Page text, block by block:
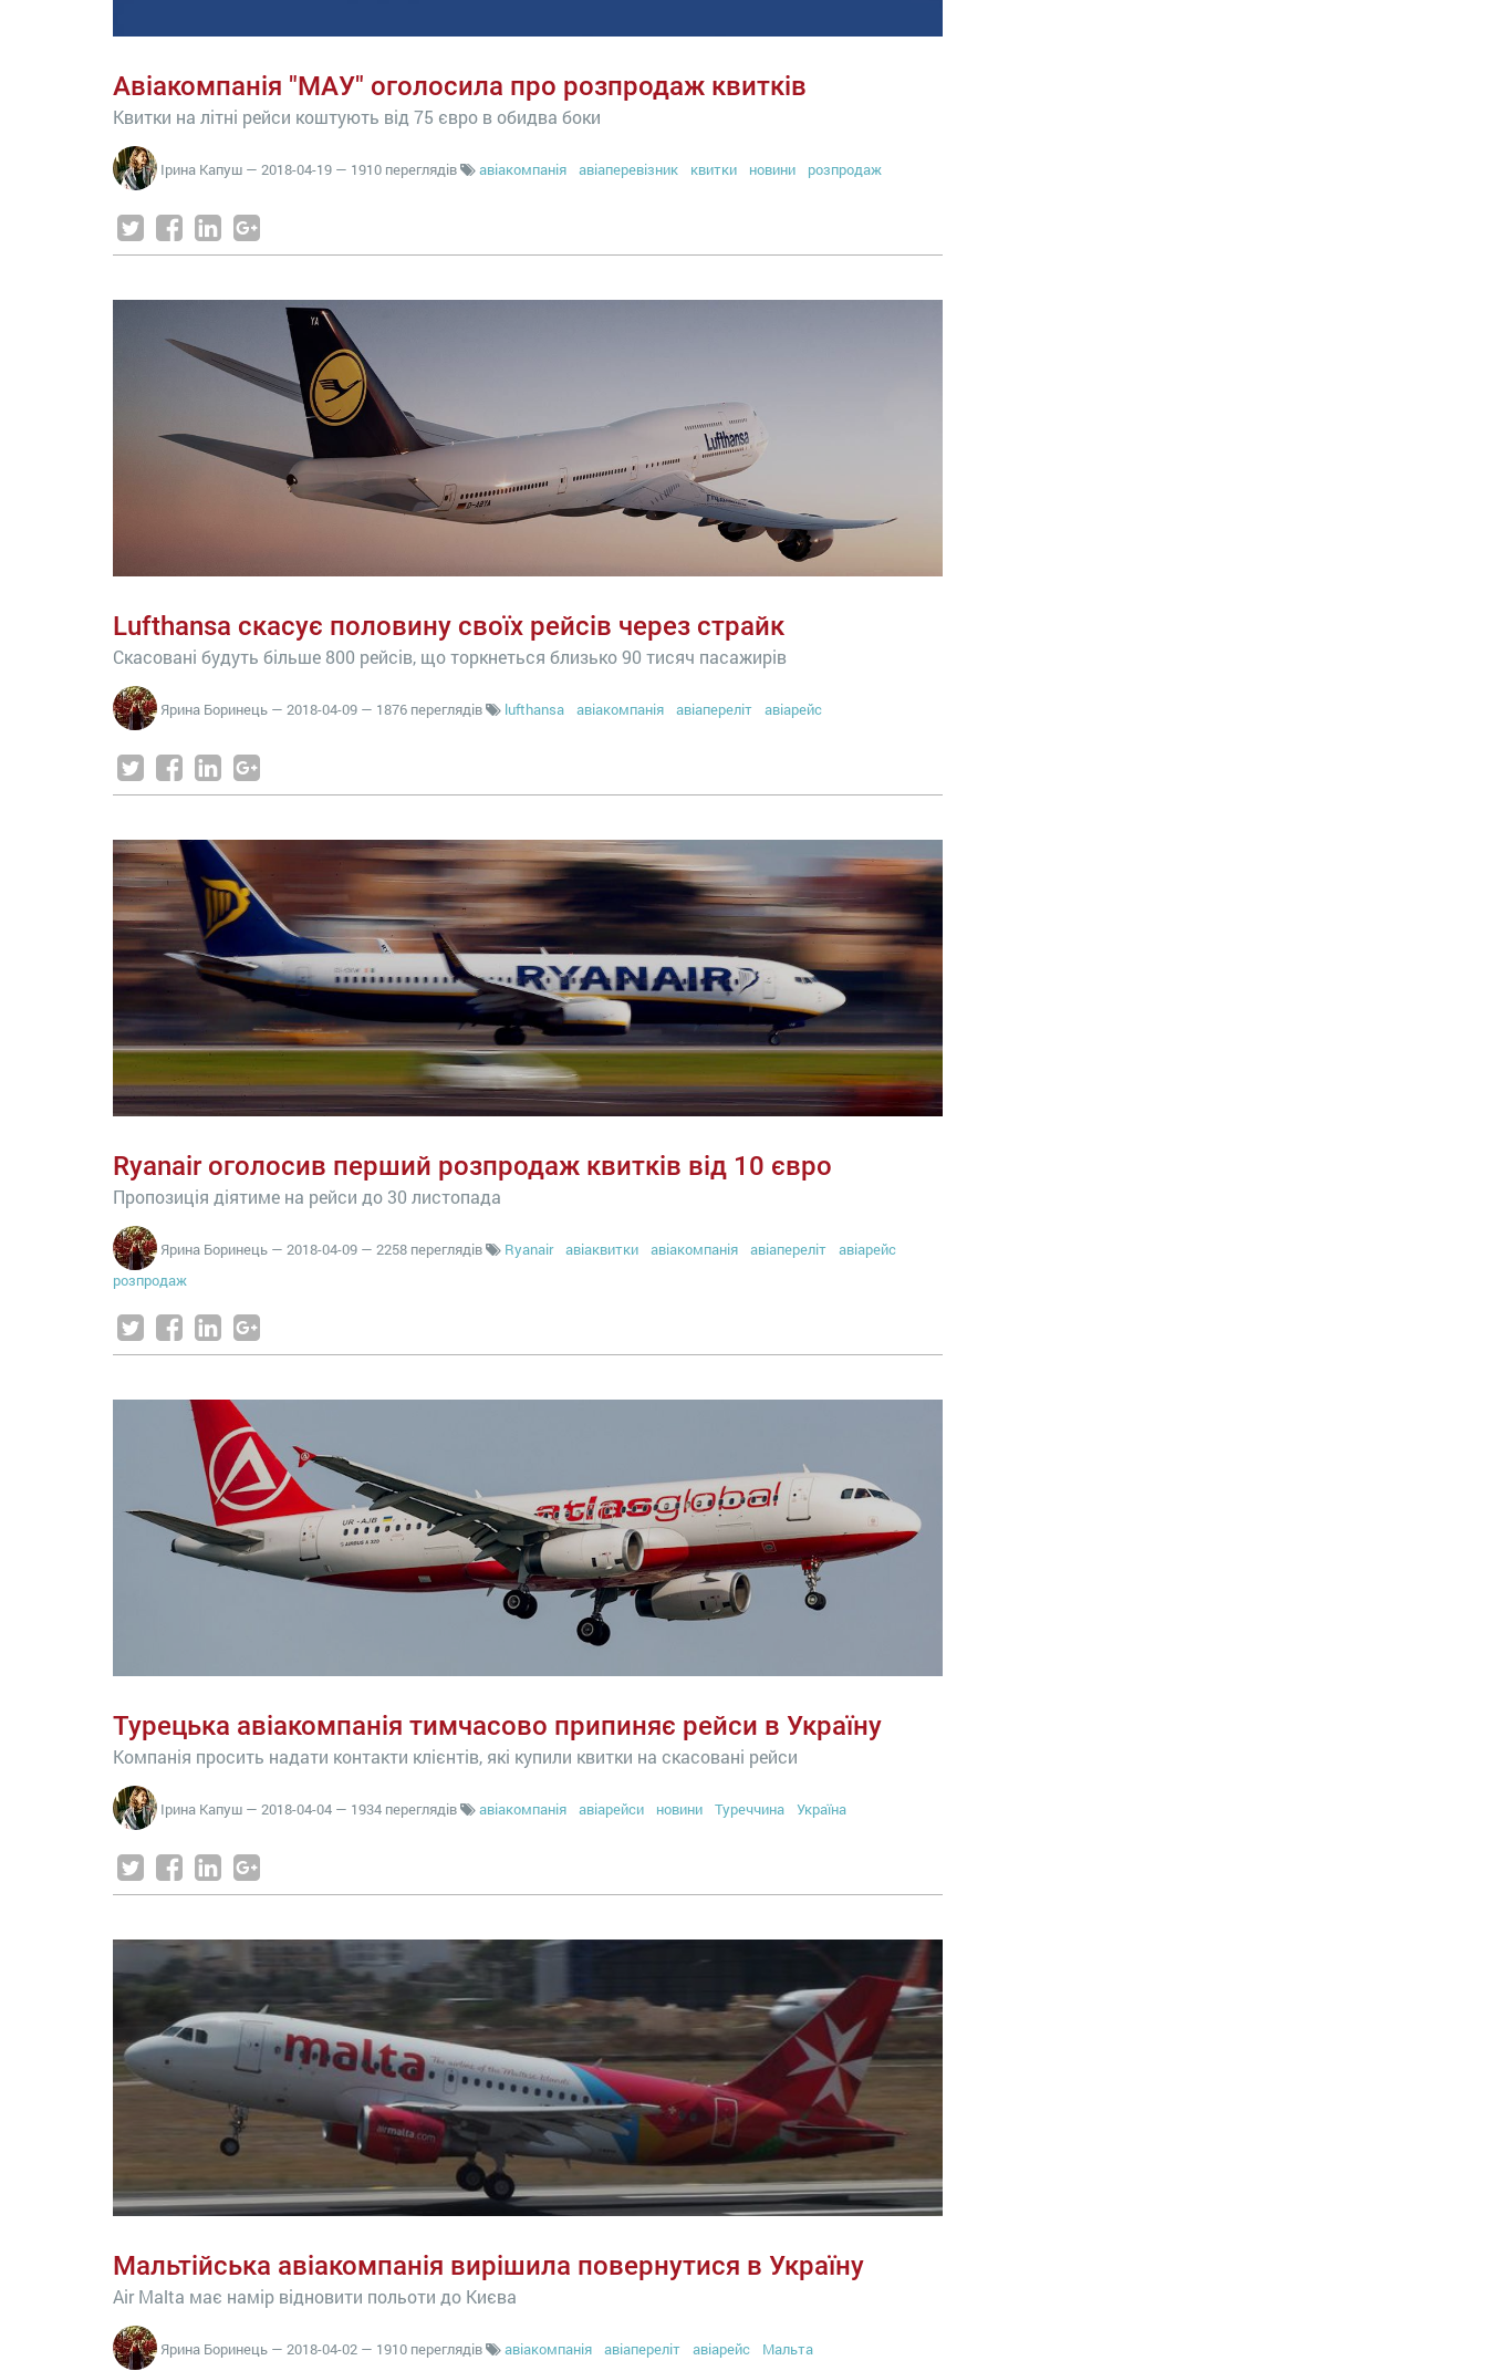
Авіакомпанія "МАУ" оголосила про розпродаж квитків
Квитки на літні рейси коштують від 75 євро в обидва боки
Ірина Капуш — 2018-04-19 — 1910 переглядів авіакомпанія авіаперевізник квитки новини розпродаж
Lufthansa скасує половину своїх рейсів через страйк
Скасовані будуть більше 800 рейсів, що торкнеться близько 90 тисяч пасажирів
Ярина Боринець — 2018-04-09 — 1876 переглядів lufthansa авіакомпанія авіапереліт авіарейс
Ryanair оголосив перший розпродаж квитків від 10 євро
Пропозиція діятиме на рейси до 30 листопада
Ярина Боринець — 2018-04-09 — 2258 переглядів Ryanair авіаквитки авіакомпанія авіапереліт
авіарейс
розпродаж
Турецька авіакомпанія тимчасово припиняє рейси в Україну
Компанія просить надати контакти клієнтів, які купили квитки на скасовані рейси
Ірина Капуш — 2018-04-04 — 1934 переглядів авіакомпанія авіарейси новини Туреччина Україна
Мальтійська авіакомпанія вирішила повернутися в Україну
Air Malta має намір відновити польоти до Києва
Ярина Боринець — 2018-04-02 — 1910 переглядів авіакомпанія авіапереліт авіарейс Мальта